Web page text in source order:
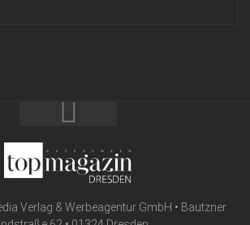
Verlag & Werbeagentur GmbH • Bautzner